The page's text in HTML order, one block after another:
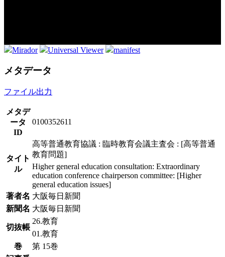
Mirador Universal Viewer manifest
メタデータ
ファイル出力
メタデ
ータ
ID
0100352611
タイト
ル
高等普通教育協議 : 臨時教育会議主査会 : [高等普通
教育問題]
Higher general education consultation: Extraordinary
education conference chairperson committee: [Higher
general education issues]
著者名 大阪毎日新聞
新聞名 大阪毎日新聞
切抜帳
26.教育
01.教育
巻
第 15巻